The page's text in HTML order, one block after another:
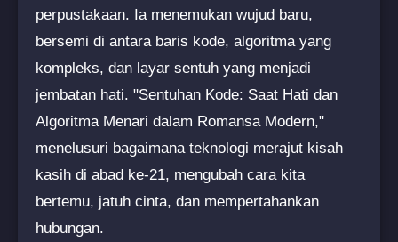
perpustakaan. Ia menemukan wujud baru,
bersemi di antara baris kode, algoritma yang
kompleks, dan layar sentuh yang menjadi
jembatan hati. "Sentuhan Kode: Saat Hati dan
Algoritma Menari dalam Romansa Modern,"
menelusuri bagaimana teknologi merajut kisah
kasih di abad ke-21, mengubah cara kita
bertemu, jatuh cinta, dan mempertahankan
hubungan.